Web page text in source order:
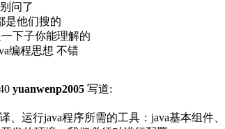
问了
是他们搜的
下子你能理解的
编程思想 不错
yuanwenp2005 写道:
运行java程序所需的工具：java基本组件